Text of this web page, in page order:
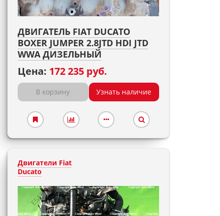
ДВИГАТЕЛЬ FIAT DUCATO
BOXER JUMPER 2.8JTD HDI JTD
WWA ДИЗЕЛЬНЫЙ
Цена: 172 235 руб.
В корзину Узнать наличие
Двигатели Fiat
Ducato